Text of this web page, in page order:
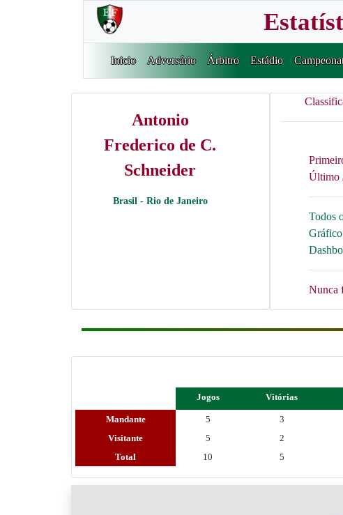
Inicio Adversário Árbitro Estádio
Antonio
Frederico de C.
Schneider
Brasil - Rio de Janeiro
Último
Todos
Gráfico
Nunca
Jogos Vitórias
Mandante 5 3
Visitante
5 2
Total
10 5